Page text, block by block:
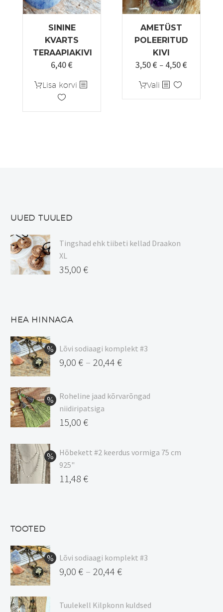
SININE
KVARTS
TERAAPIAKIVI
Algne
oli:
7,50 €.
6,40€
on:
Lisa korvi
AMETÜST
POLEERITUD
KIVI
3,50€ – 4,50€
4,50 €
Vali Sellel
tootel
UUED TUULED
Tingshad ehk tiibeti kellad Draakon
XL
35,00 €
HEA HINNAGA
Lõvi sodiaagi komplekt #3
9,00 € – 20,44 €
9,00 €
kuni
20,44 €
Roheline jaad kõrvarõngad
niidiripatsiga
Algne
oli:
17,00 €.
15,00 €
hind
on:
15,00 €.
Hõbekett #2 keerdus vormiga 75 cm
925"
Algne
11,48 €
TOOTED
Lõvi sodiaagi komplekt #3
9,00 € – 20,44 €
9,00 €
Tuulekell Kilpkonn kuldsed